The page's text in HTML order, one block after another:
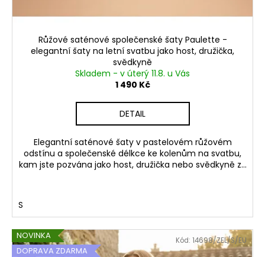
Růžové saténové společenské šaty Paulette -
elegantní šaty na letní svatbu jako host, družička,
svědkyně
Skladem - v úterý 11.8. u Vás
1 490 Kč
DETAIL
Elegantní saténové šaty v pastelovém růžovém
odstínu a společenské délkce ke kolenům na svatbu,
kam jste pozvána jako host, družička nebo svědkyně z...
S
NOVINKA
DOPRAVA ZDARMA
Kód: 14698/ZEL/S/EU